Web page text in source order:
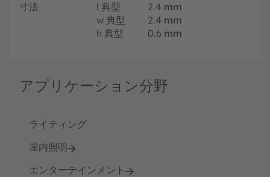
寸法 l 典型 2.4 mm
w 典型 2.4 mm
h 典型 0.6 mm
アプリケーション分野
ライティング
屋内照明
エンターテインメント